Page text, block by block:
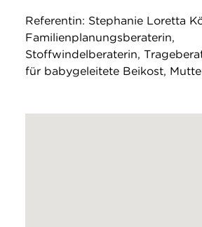
Referentin: Stephanie Loretta
Familienplanungsberaterin,
Stoffwindelberaterin,
für babygeleitete Beikost,